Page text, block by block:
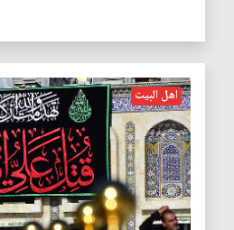
اهل البيت